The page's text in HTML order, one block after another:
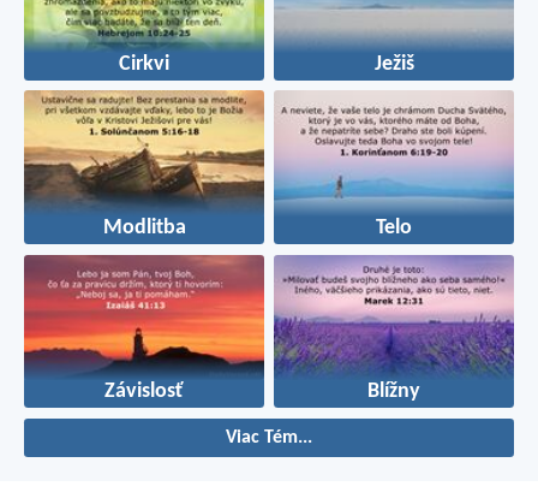
Cirkvi Ježiš
Modlitba Telo
Závislosť Blížny
Viac Tém...